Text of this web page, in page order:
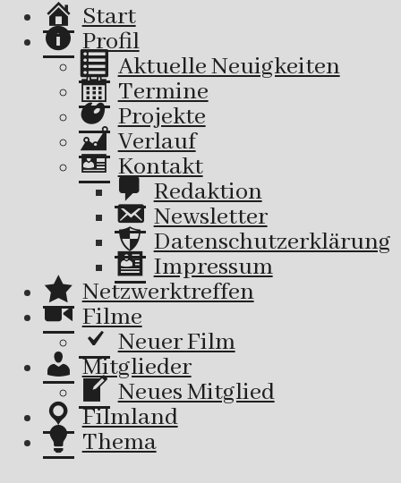
Start
Profil
Aktuelle Neuigkeiten
Termine
Projekte
Verlauf
Kontakt
Redaktion
Newsletter
Datenschutzerklärung
Impressum
Netzwerktreffen
Filme
Neuer Film
Mitglieder
Neues Mitglied
Filmland
Thema